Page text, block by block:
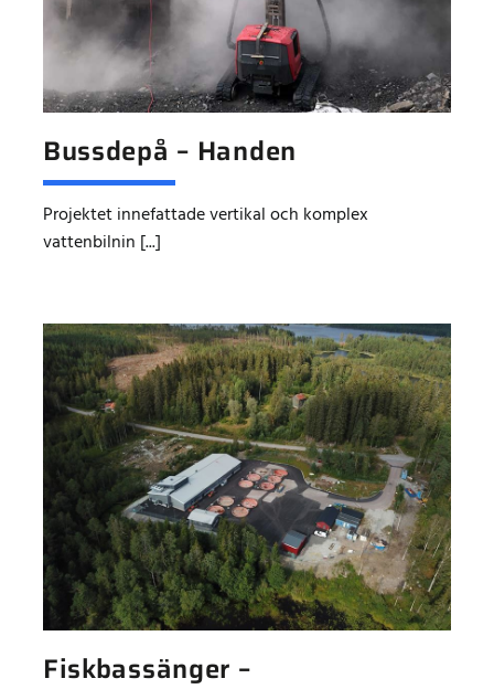
Bussdepå – Handen
Projektet innefattade vertikal och komplex
vattenbilnin [...]
Fiskbassänger –